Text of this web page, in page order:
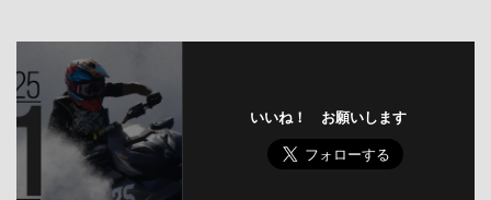
いいね！ お願いします